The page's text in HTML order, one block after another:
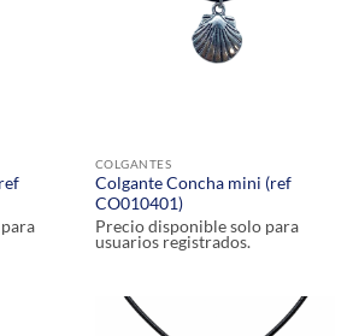
COLGANTES
Colgante Concha mini (ref
CO010401)
Precio disponible solo para
usuarios registrados.